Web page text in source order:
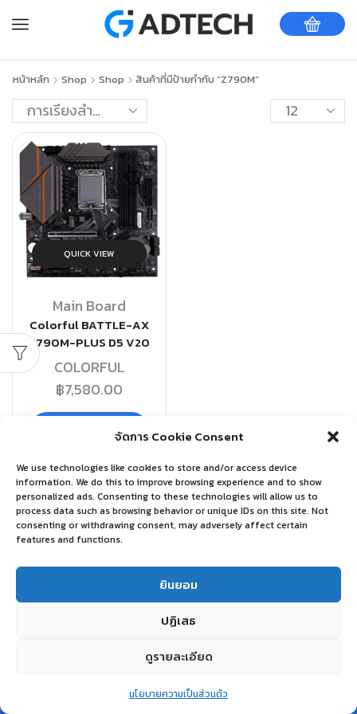
จัดการ Cookie Consent
We use technologies like cookies to store and/or access device
information. We do this to improve browsing experience and to show
personalized ads. Consenting to these technologies will allow us to
process data such as browsing behavior or unique IDs on this site. Not
consenting or withdrawing consent, may adversely affect certain
features and functions.
ยินยอม
ปฏิเสธ
ดูรายละเอียด
นโยบายความเป็นส่วนตัว
หน้าหลัก Shop Shop สินค้าที่มีป้ายกำกับ “Z790M”
QUICK VIEW
Main Board
Colorful BATTLE-AX
Z790M-PLUS D5 V20
COLORFUL
฿7,580.00
หยิบใส่ตะกร้า
Wishlist